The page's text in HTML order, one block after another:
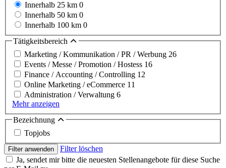
Innerhalb 25 km 0
Innerhalb 50 km 0
Innerhalb 100 km 0
Tätigkeitsbereich
Marketing / Kommunikation / PR / Werbung 26
Events / Messe / Promotion / Hostess 16
Finance / Accounting / Controlling 12
Online Marketing / eCommerce 11
Administration / Verwaltung 6
Mehr anzeigen
Bezeichnung
Topjobs
Filter anwenden
Filter löschen
Ja, sendet mir bitte die neuesten Stellenangebote für diese Suche